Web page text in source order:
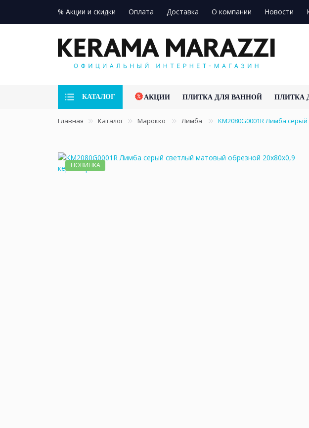
% Акции и скидки Оплата Доставка О компании Новости
КАТАЛОГ АКЦИИ ПЛИТКА ДЛЯ ВАННОЙ ПЛИТКА
Главная Каталог Марокко Лимба KM2080G0001R Лимба
НОВИНКА